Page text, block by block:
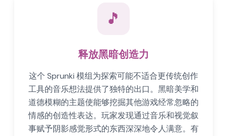
🎵
释放黑暗创造力
这个 Sprunki 模组为探索可能不适合更传统创作
工具的音乐想法提供了独特的出口。黑暗美学和
道德模糊的主题使能够挖掘其他游戏经常忽略的
情感的创造性表达。玩家发现通过音乐和视觉叙
事赋予阴影感觉形式的东西深深地令人满意。有